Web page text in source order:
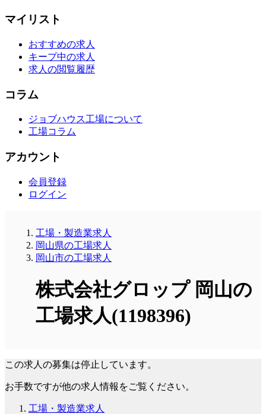
マイリスト
おすすめの求人
キープ中の求人
求人の閲覧履歴
コラム
ジョブハウス工場について
工場コラム
アカウント
会員登録
ログイン
工場・製造業求人
岡山県の工場求人
岡山市の工場求人
株式会社グロップ 岡山の
工場求人(1198396)
この求人の募集は停止しています。
お手数ですが他の求人情報をご覧ください。
工場・製造業求人